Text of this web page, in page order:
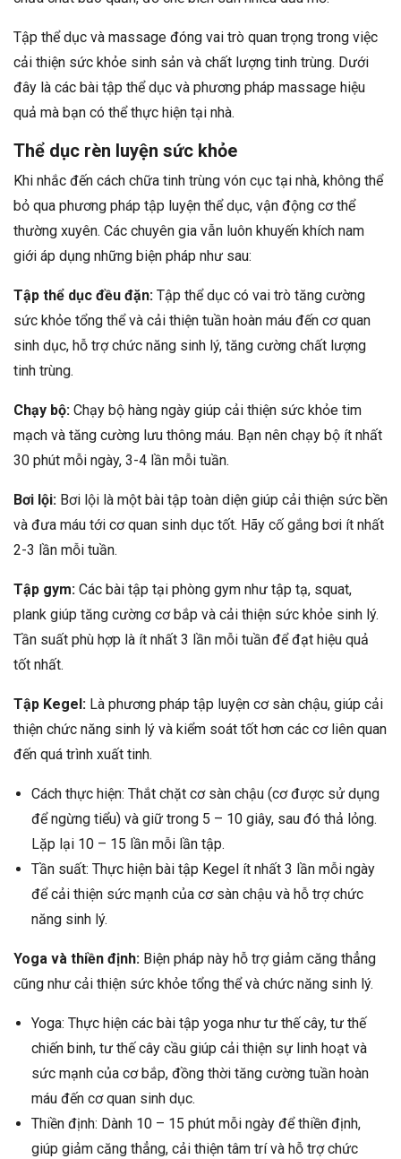
Tập thể dục và massage đóng vai trò quan trọng trong việc
cải thiện sức khỏe sinh sản và chất lượng tinh trùng. Dưới
đây là các bài tập thể dục và phương pháp massage hiệu
quả mà bạn có thể thực hiện tại nhà.
Thể dục rèn luyện sức khỏe
Khi nhắc đến cách chữa tinh trùng vón cục tại nhà, không thể
bỏ qua phương pháp tập luyện thể dục, vận động cơ thể
thường xuyên. Các chuyên gia vẫn luôn khuyến khích nam
giới áp dụng những biện pháp như sau:
Tập thể dục đều đặn: Tập thể dục có vai trò tăng cường
sức khỏe tổng thể và cải thiện tuần hoàn máu đến cơ quan
sinh dục, hỗ trợ chức năng sinh lý, tăng cường chất lượng
tinh trùng.
Chạy bộ: Chạy bộ hàng ngày giúp cải thiện sức khỏe tim
mạch và tăng cường lưu thông máu. Bạn nên chạy bộ ít nhất
30 phút mỗi ngày, 3-4 lần mỗi tuần.
Bơi lội: Bơi lội là một bài tập toàn diện giúp cải thiện sức bền
và đưa máu tới cơ quan sinh dục tốt. Hãy cố gắng bơi ít nhất
2-3 lần mỗi tuần.
Tập gym: Các bài tập tại phòng gym như tập tạ, squat,
plank giúp tăng cường cơ bắp và cải thiện sức khỏe sinh lý.
Tần suất phù hợp là ít nhất 3 lần mỗi tuần để đạt hiệu quả
tốt nhất.
Tập Kegel: Là phương pháp tập luyện cơ sàn chậu, giúp cải
thiện chức năng sinh lý và kiểm soát tốt hơn các cơ liên quan
đến quá trình xuất tinh.
Cách thực hiện: Thắt chặt cơ sàn chậu (cơ được sử dụng
để ngừng tiểu) và giữ trong 5 – 10 giây, sau đó thả lỏng.
Lặp lại 10 – 15 lần mỗi lần tập.
Tần suất: Thực hiện bài tập Kegel ít nhất 3 lần mỗi ngày
để cải thiện sức mạnh của cơ sàn chậu và hỗ trợ chức
năng sinh lý.
Yoga và thiền định: Biện pháp này hỗ trợ giảm căng thẳng
cũng như cải thiện sức khỏe tổng thể và chức năng sinh lý.
Yoga: Thực hiện các bài tập yoga như tư thế cây, tư thế
chiến binh, tư thế cây cầu giúp cải thiện sự linh hoạt và
sức mạnh của cơ bắp, đồng thời tăng cường tuần hoàn
máu đến cơ quan sinh dục.
Thiền định: Dành 10 – 15 phút mỗi ngày để thiền định,
giúp giảm căng thẳng, cải thiện tâm trí và hỗ trợ chức